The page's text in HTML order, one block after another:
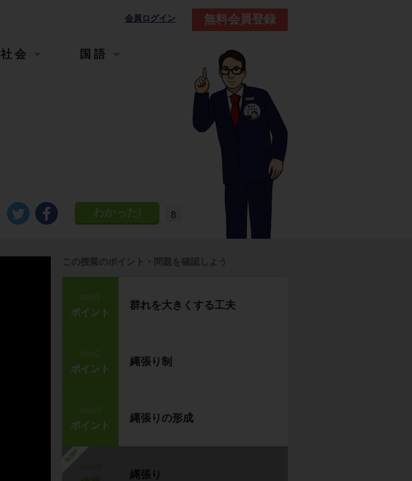
会員ログイン 無料会員登録
社会 国語
8
この授業のポイント・問題を確認しよう
step1
ポイント
群れを大きくする工夫
step2
ポイント
縄張り制
step3
ポイント
縄張りの形成
勉強中
縄張り